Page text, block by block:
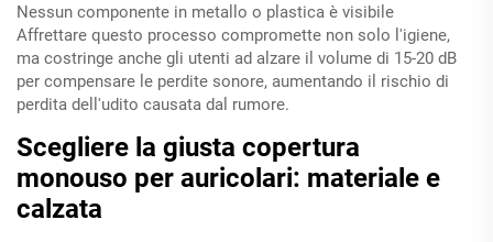
Nessun componente in metallo o plastica è visibile
Affrettare questo processo compromette non solo l'igiene,
ma costringe anche gli utenti ad alzare il volume di 15-20 dB
per compensare le perdite sonore, aumentando il rischio di
perdita dell'udito causata dal rumore.
Scegliere la giusta copertura
monouso per auricolari: materiale e
calzata